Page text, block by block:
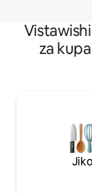
za
Jiko